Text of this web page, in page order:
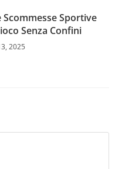
Scommesse Sportive
Senza Confini
2025